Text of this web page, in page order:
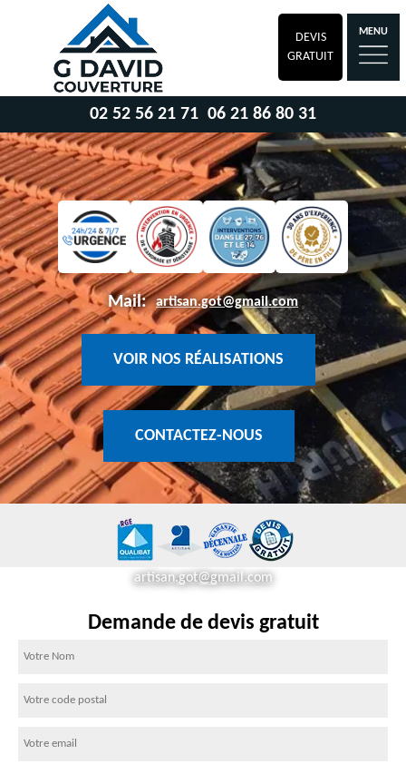
DEVIS
GRATUIT
MENU
02 52 56 21 71 06 21 86 80 31
Mail: artisan.got@gmail.com
VOIR NOS RÉALISATIONS
CONTACTEZ-NOUS
artisan.got@gmail.com
Demande de devis gratuit